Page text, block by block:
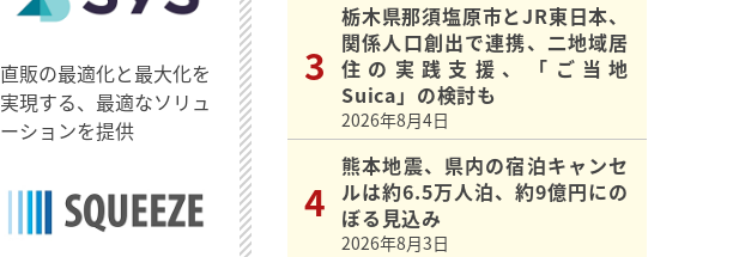
直販の最適化と最大化を
実現する、最適なソリュ
ーションを提供
栃木県那須塩原市とJR東日本、
関係人口創出で連携、二地域居
住の実践支援、「ご当地
Suica」の検討も
2026年8月4日
熊本地震、県内の宿泊キャンセ
ルは約6.5万人泊、約9億円にの
ぼる見込み
2026年8月3日